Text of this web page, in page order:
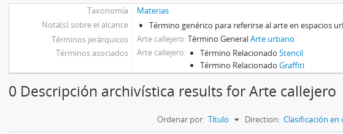
Taxonomía
Materias
Nota(s) sobre el alcance
Término genérico para referirse al arte en espacios
Términos jerárquicos
Arte callejero Término GeneralArte urbano
Términos asociados
Arte callejero Término RelacionadoStencil
Término RelacionadoGraffiti
0 Descripción archivística results for Arte callejero
Ordenar por: Título Direction: Clasificación